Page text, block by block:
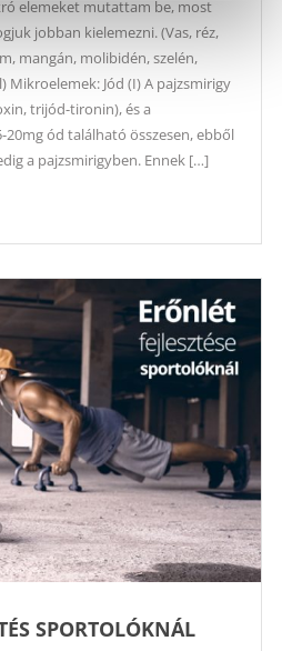
elemeket mutattam be, most
jobban kielemezni. (Vas, réz,
mangán, molibidén, szelén,
Mikroelemek: Jód (I) A pajzsmirigy
trijód-tironin), és a
ód található összesen, ebből
a pajzsmirigyben. Ennek […]
SPORTOLÓKNÁL